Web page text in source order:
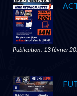
Publication : 13 février